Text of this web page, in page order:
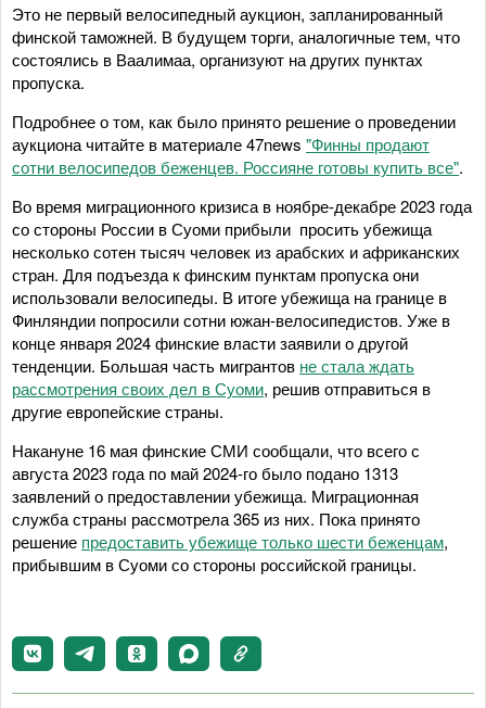
Это не первый велосипедный аукцион, запланированный
финской таможней. В будущем торги, аналогичные тем, что
состоялись в Ваалимаа, организуют на других пунктах
пропуска.
Подробнее о том, как было принято решение о проведении
аукциона читайте в материале 47news "Финны продают
сотни велосипедов беженцев. Россияне готовы купить все".
Во время миграционного кризиса в ноябре-декабре 2023 года
со стороны России в Суоми прибыли просить убежища
несколько сотен тысяч человек из арабских и африканских
стран. Для подъезда к финским пунктам пропуска они
использовали велосипеды. В итоге убежища на границе в
Финляндии попросили сотни южан-велосипедистов. Уже в
конце января 2024 финские власти заявили о другой
тенденции. Большая часть мигрантов не стала ждать
рассмотрения своих дел в Суоми, решив отправиться в
другие европейские страны.
Накануне 16 мая финские СМИ сообщали, что всего с
августа 2023 года по май 2024-го было подано 1313
заявлений о предоставлении убежища. Миграционная
служба страны рассмотрела 365 из них. Пока принято
решение предоставить убежище только шести беженцам,
прибывшим в Суоми со стороны российской границы.